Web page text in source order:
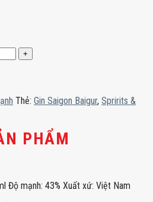
Thẻ: Gin Saigon Baigur, Spririts &
PHẨM
Độ mạnh: 43% Xuất xứ: Việt Nam